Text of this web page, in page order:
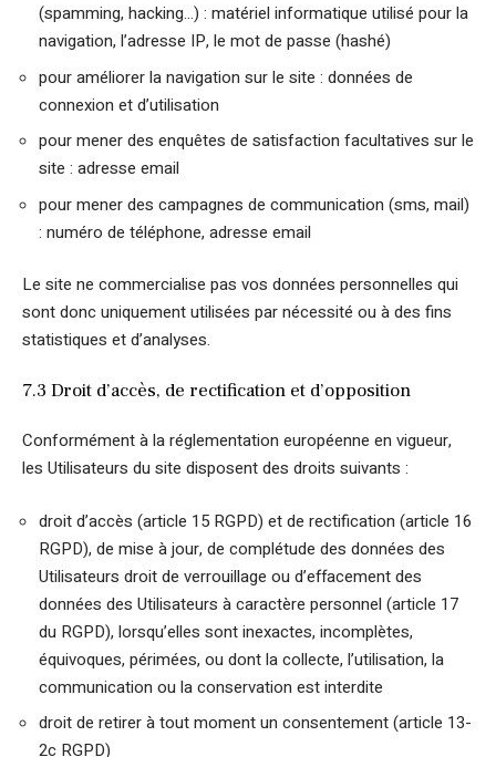
(spamming, hacking…) : matériel informatique utilisé pour la
navigation, l’adresse IP, le mot de passe (hashé)
pour améliorer la navigation sur le site : données de
connexion et d’utilisation
pour mener des enquêtes de satisfaction facultatives sur le
site : adresse email
pour mener des campagnes de communication (sms, mail)
: numéro de téléphone, adresse email
Le site ne commercialise pas vos données personnelles qui
sont donc uniquement utilisées par nécessité ou à des fins
statistiques et d’analyses.
7.3 Droit d’accès, de rectification et d’opposition
Conformément à la réglementation européenne en vigueur,
les Utilisateurs du site disposent des droits suivants :
droit d’accès (article 15 RGPD) et de rectification (article 16
RGPD), de mise à jour, de complétude des données des
Utilisateurs droit de verrouillage ou d’effacement des
données des Utilisateurs à caractère personnel (article 17
du RGPD), lorsqu’elles sont inexactes, incomplètes,
équivoques, périmées, ou dont la collecte, l’utilisation, la
communication ou la conservation est interdite
droit de retirer à tout moment un consentement (article 13-
2c RGPD)